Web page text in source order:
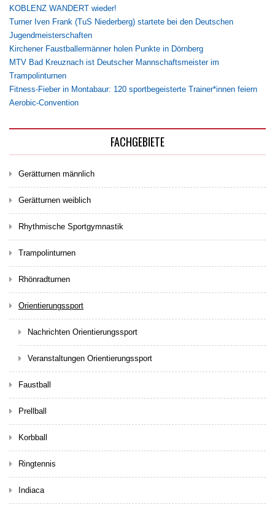
KOBLENZ WANDERT wieder!
Turner Iven Frank (TuS Niederberg) startete bei den Deutschen
Jugendmeisterschaften
Kirchener Faustballermänner holen Punkte in Dörnberg
MTV Bad Kreuznach ist Deutscher Mannschaftsmeister im
Trampolinturnen
Fitness-Fieber in Montabaur: 120 sportbegeisterte Trainer*innen feiern
Aerobic-Convention
FACHGEBIETE
Gerätturnen männlich
Gerätturnen weiblich
Rhythmische Sportgymnastik
Trampolinturnen
Rhönradturnen
Orientierungssport
Nachrichten Orientierungssport
Veranstaltungen Orientierungssport
Faustball
Prellball
Korbball
Ringtennis
Indiaca